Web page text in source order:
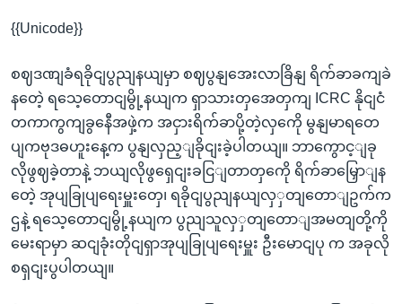
{{Unicode}}
စဈဒဏျခံရခိုငျပွညျနယျမှာ စဈပွနျအေးလာခြိနျ ရိက်ခာခကျခဲ
နတေဲ့ ရသေ့တောငျမွို့နယျက ရှာသားတှအေတှကျ ICRC နိုငျငံ
တကာကွကျခွနေီအဖှဲ့က အငှားရိက်ခာပို့တဲ့လှကေို မွနျမာရတေ
ပျကဗုဒဓဟူးနေ့က ပွနျလှည့ျခိုငျးခဲ့ပါတယျ။ ဘာကွောင့ျခု
လိုဖွဈခဲ့တာနဲ့ ဘယျလိုဖွရှေငျးခငြျတာတှကေို ရိက်ခာမြှောျန
တေဲ့ အုပျခြုပျရေးမှူးတှေ၊ ရခိုငျပွညျနယျလှှတျတောျဥက်က
ဌနဲ့ ရသေ့တောငျမွို့နယျက ပွညျသူလှှတျတောျအမတျတို့ကို
မေးရာမှာ ဆငျခုံးတိုငျရှာအုပျခြုပျရေးမှူး ဦးမောငျပု က အခုလို
စရှငျးပွပါတယျ။